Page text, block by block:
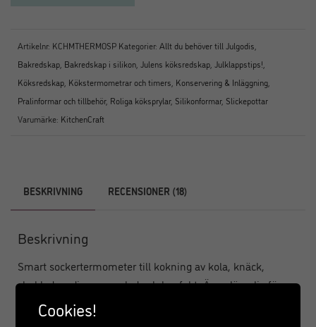
Artikelnr: KCHMTHERMOSP Kategorier: Allt du behöver till Julgodis
Bakredskap Bakredskap i silikon Julens köksredskap Julklappstips!
Köksredskap Kökstermometrar och timers Konservering & Inläggning
Pralinformar och tillbehör, Roliga köksprylar, Silikonformar, Slickepottar
Varumärke: KitchenCraft
BESKRIVNING RECENSIONER (18)
Beskrivning
Smart sockertermometer till kokning av kola, knäck,
choklad, godis, marmelad och konfekt. Även lämplig för
matlagning.
Cookies!